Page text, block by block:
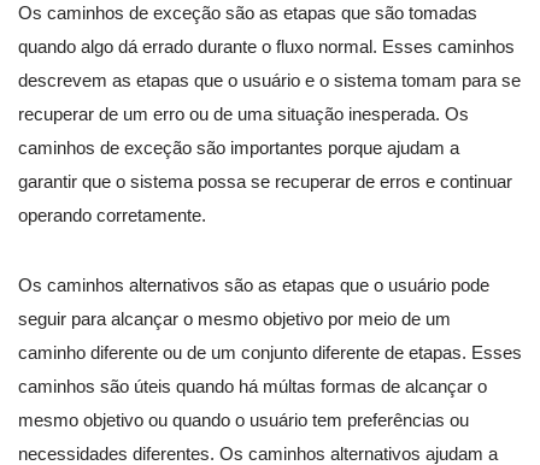
Os caminhos de exceção são as etapas que são tomadas
quando algo dá errado durante o fluxo normal. Esses caminhos
descrevem as etapas que o usuário e o sistema tomam para se
recuperar de um erro ou de uma situação inesperada. Os
caminhos de exceção são importantes porque ajudam a
garantir que o sistema possa se recuperar de erros e continuar
operando corretamente.
Os caminhos alternativos são as etapas que o usuário pode
seguir para alcançar o mesmo objetivo por meio de um
caminho diferente ou de um conjunto diferente de etapas. Esses
caminhos são úteis quando há múltas formas de alcançar o
mesmo objetivo ou quando o usuário tem preferências ou
necessidades diferentes. Os caminhos alternativos ajudam a